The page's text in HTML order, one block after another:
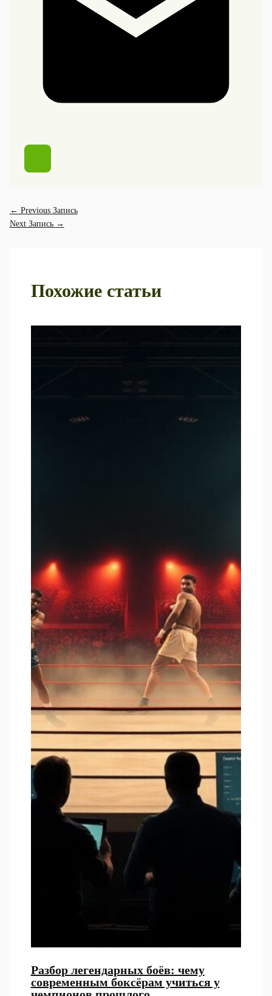
← Previous Запись
Next Запись →
Похожие статьи
Разбор легендарных боёв: чему
современным боксёрам учиться у